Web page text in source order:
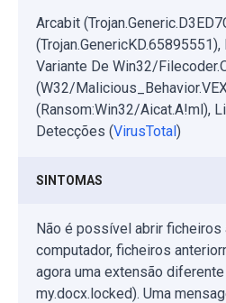
Arcabit
(Trojan.GenericKD.65895551),
Variante De Win32/
(W32/
(Ransom:Win32/Aicat.A!ml),
Detecções (VirusTotal)
SINTOMAS
Não é possível abrir ficheiros
computador, ficheiros
agora uma extensão
my.docx.locked). Uma